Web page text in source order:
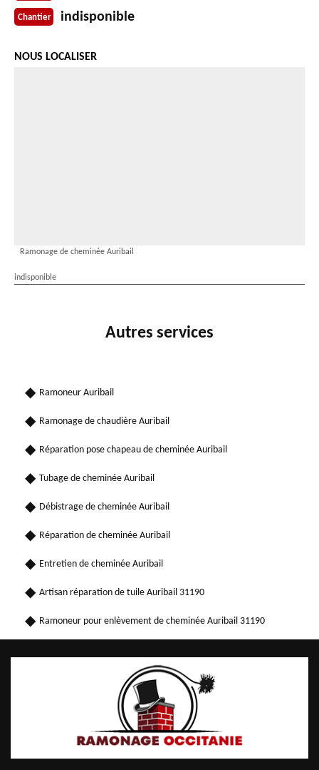
Chantier indisponible
NOUS LOCALISER
Ramonage de cheminée Auribail
indisponible
Autres services
Ramoneur Auribail
Ramonage de chaudière Auribail
Réparation pose chapeau de cheminée Auribail
Tubage de cheminée Auribail
Débistrage de cheminée Auribail
Réparation de cheminée Auribail
Entretien de cheminée Auribail
Artisan réparation de tuile Auribail 31190
Ramoneur pour enlèvement de cheminée Auribail 31190